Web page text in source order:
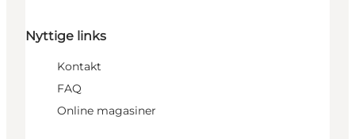
Nyttige links
Kontakt
FAQ
Online magasiner